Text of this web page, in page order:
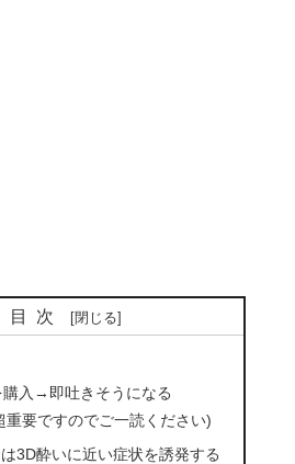
目次
購入→即吐きそうになる
重要ですのでご一読ください)
3D酔いに近い症状を誘発する